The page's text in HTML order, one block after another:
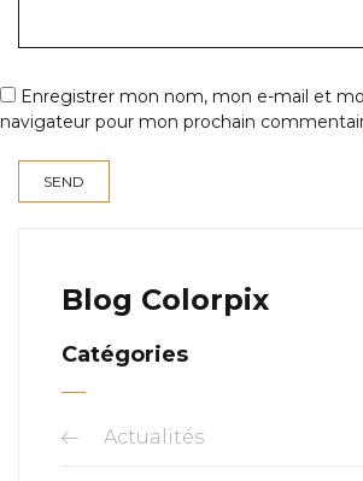
Enregistrer mon nom, mon e-mail et
navigateur pour mon prochain
Blog Colorpix
Catégories
Actualités